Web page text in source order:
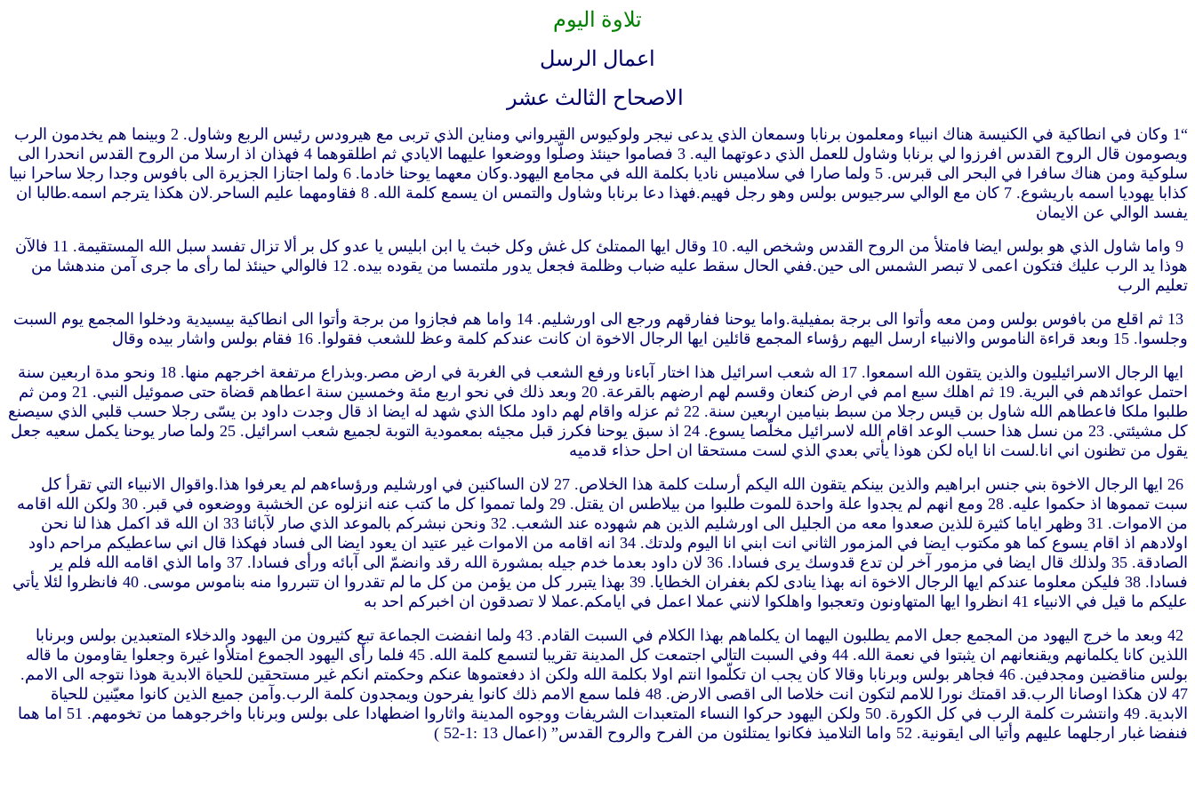
تلاوة اليوم
اعمال الرسل
الاصحاح الثالث عشر
“1 وكان في انطاكية في الكنيسة هناك انبياء ومعلمون برنابا وسمعان الذي يدعى نيجر ولوكيوس القيرواني ومناين الذي تربى مع هيرودس رئيس الربع وشاول. 2 وبينما هم يخدمون الرب
ويصومون قال الروح القدس افرزوا لي برنابا وشاول للعمل الذي دعوتهما اليه. 3 فصاموا حينئذ وصلّوا ووضعوا عليهما الايادي ثم اطلقوهما 4 فهذان اذ ارسلا من الروح القدس انحدرا الى
سلوكية ومن هناك سافرا في البحر الى قبرس. 5 ولما صارا في سلاميس ناديا بكلمة الله في مجامع اليهود.وكان معهما يوحنا خادما. 6 ولما اجتازا الجزيرة الى بافوس وجدا رجلا ساحرا نبيا
كذابا يهوديا اسمه باريشوع. 7 كان مع الوالي سرجيوس بولس وهو رجل فهيم.فهذا دعا برنابا وشاول والتمس ان يسمع كلمة الله. 8 فقاومهما عليم الساحر.لان هكذا يترجم اسمه.طالبا ان
يفسد الوالي عن الايمان
9 واما شاول الذي هو بولس ايضا فامتلأ من الروح القدس وشخص اليه. 10 وقال ايها الممتلئ كل غش وكل خبث يا ابن ابليس يا عدو كل بر ألا‏ تزال تفسد سبل الله المستقيمة. 11 فالآن
هوذا يد الرب عليك فتكون اعمى لا تبصر الشمس الى حين.ففي الحال سقط عليه ضباب وظلمة فجعل يدور ملتمسا من يقوده بيده. 12 فالوالي حينئذ لما رأى ما جرى آمن مندهشا من
تعليم الرب
13 ثم اقلع من بافوس بولس ومن معه وأتوا الى برجة بمفيلية.واما يوحنا ففارقهم ورجع الى اورشليم. 14 واما هم فجازوا من برجة وأتوا الى انطاكية بيسيدية ودخلوا المجمع يوم السبت
وجلسوا. 15 وبعد قراءة الناموس والانبياء ارسل اليهم رؤساء المجمع قائلين‏ ايها الرجال الاخوة ان كانت عندكم كلمة وعظ للشعب فقولوا. 16 فقام بولس واشار بيده وقال
ايها الرجال الاسرائيليون والذين يتقون الله اسمعوا. 17 اله شعب اسرائيل هذا اختار آباءنا ورفع الشعب في الغربة في ارض مصر.وبذراع مرتفعة اخرجهم منها. 18 ونحو مدة اربعين سنة
احتمل عوائدهم في البرية. 19 ثم اهلك سبع امم في ارض كنعان وقسم لهم ارضهم بالقرعة. 20 وبعد ذلك في نحو اربع مئة وخمسين سنة اعطاهم قضاة حتى صموئيل النبي. 21 ومن ثم
طلبوا ملكا فاعطاهم الله شاول بن قيس رجلا من سبط بنيامين اربعين سنة. 22 ثم عزله واقام لهم داود ملكا الذي شهد له ايضا اذ قال وجدت داود بن يسّى رجلا حسب قلبي الذي سيصنع
كل مشيئتي. 23 من نسل هذا حسب الوعد اقام الله لاسرائيل مخلّصا يسوع. 24 اذ سبق يوحنا فكرز قبل مجيئه بمعمودية التوبة لجميع شعب اسرائيل. 25 ولما صار يوحنا يكمل سعيه جعل
يقول من تظنون اني انا.لست انا اياه لكن هوذا يأتي بعدي الذي لست مستحقا ان احل حذاء قدميه
26 ايها الرجال الاخوة بني جنس ابراهيم والذين بينكم يتقون الله اليكم أرسلت كلمة هذا الخلاص. 27 لان الساكنين في اورشليم ورؤساءهم لم يعرفوا هذا.واقوال الانبياء التي تقرأ كل
سبت تمموها اذ حكموا عليه. 28 ومع انهم لم يجدوا علة واحدة للموت طلبوا من بيلاطس ان يقتل. 29 ولما تمموا كل ما كتب عنه انزلوه عن الخشبة ووضعوه في قبر. 30 ولكن الله اقامه
من الاموات. 31 وظهر اياما كثيرة للذين صعدوا معه من الجليل الى اورشليم الذين هم شهوده عند الشعب. 32 ونحن نبشركم بالموعد الذي صار لآبائنا 33 ان الله قد اكمل هذا لنا نحن
اولادهم اذ اقام يسوع كما هو مكتوب ايضا في المزمور الثاني انت ابني انا اليوم ولدتك. 34 انه اقامه من الاموات غير عتيد ان يعود ايضا الى فساد فهكذا قال اني ساعطيكم مراحم داود
الصادقة. 35 ولذلك قال ايضا في مزمور آخر لن تدع قدوسك يرى فسادا. 36 لان داود بعدما خدم جيله بمشورة الله رقد وانضمّ الى آبائه ورأى فسادا. 37 واما الذي اقامه الله فلم ير
فسادا. 38 فليكن معلوما عندكم ايها الرجال الاخوة انه بهذا ينادى لكم بغفران الخطايا. 39 بهذا يتبرر كل من يؤمن من كل ما لم تقدروا ان تتبرروا منه بناموس موسى. 40 فانظروا لئلا يأتي
عليكم ما قيل في الانبياء 41 انظروا ايها المتهاونون وتعجبوا واهلكوا لانني عملا اعمل في ايامكم.عملا لا تصدقون ان اخبركم احد به
42 وبعد ما خرج اليهود من المجمع جعل الامم يطلبون اليهما ان يكلماهم بهذا الكلام في السبت القادم. 43 ولما انفضت الجماعة تبع كثيرون من اليهود والدخلاء المتعبدين بولس وبرنابا
اللذين كانا يكلمانهم ويقنعانهم ان يثبتوا في نعمة الله. 44 وفي السبت التالي اجتمعت كل المدينة تقريبا لتسمع كلمة الله. 45 فلما رأى اليهود الجموع امتلأوا غيرة وجعلوا يقاومون ما قاله
بولس مناقضين ومجدفين. 46 فجاهر بولس وبرنابا وقالا كان يجب ان تكلّموا انتم اولا بكلمة الله ولكن اذ دفعتموها عنكم وحكمتم انكم غير مستحقين للحياة الابدية هوذا نتوجه الى الامم.
47 لان هكذا اوصانا الرب.قد اقمتك نورا للامم لتكون انت خلاصا الى اقصى الارض. 48 فلما سمع الامم ذلك كانوا يفرحون ويمجدون كلمة الرب.وآمن جميع الذين كانوا معيّنين للحياة
الابدية. 49 وانتشرت كلمة الرب في كل الكورة. 50 ولكن اليهود حركوا النساء المتعبدات الشريفات ووجوه المدينة واثاروا اضطهادا على بولس وبرنابا واخرجوهما من تخومهم. 51 اما هما
فنفضا غبار ارجلهما عليهم وأتيا الى ايقونية. 52 واما التلاميذ فكانوا يمتلئون من الفرح والروح القدس” (اعمال 13
:1-52 )